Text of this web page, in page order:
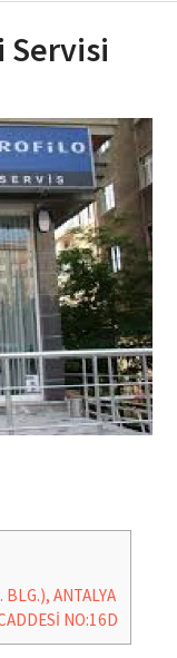
Servisi
ANTALYA
NO:16D